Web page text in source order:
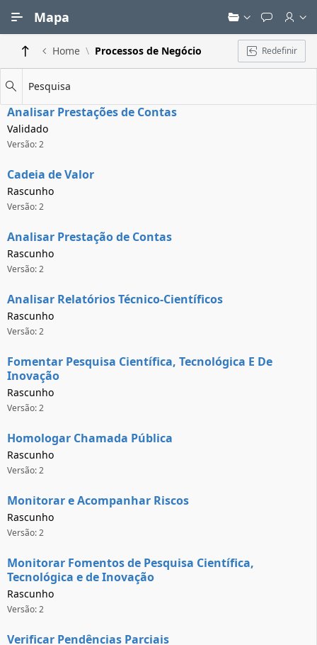
Mapa
Home Processos de Negócio Redefinir
Pesquisa
Analisar Prestações de Contas
Validado
Versão: 2
Cadeia de Valor
Rascunho
Versão: 2
Analisar Prestação de Contas
Rascunho
Versão: 2
Analisar Relatórios Técnico-Científicos
Rascunho
Versão: 2
Fomentar Pesquisa Científica, Tecnológica E De
Inovação
Rascunho
Versão: 2
Homologar Chamada Pública
Rascunho
Versão: 2
Monitorar e Acompanhar Riscos
Rascunho
Versão: 2
Monitorar Fomentos de Pesquisa Científica,
Tecnológica e de Inovação
Rascunho
Versão: 2
Verificar Pendências Parciais